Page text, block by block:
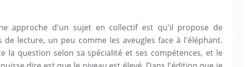
approche d'un sujet en collectif est qu'il propose de
de lecture, un peu comme les aveugles face à l'éléphant.
la question selon sa spécialité et ses compétences, et le